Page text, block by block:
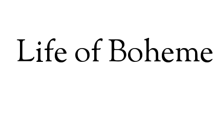
Life of Boheme